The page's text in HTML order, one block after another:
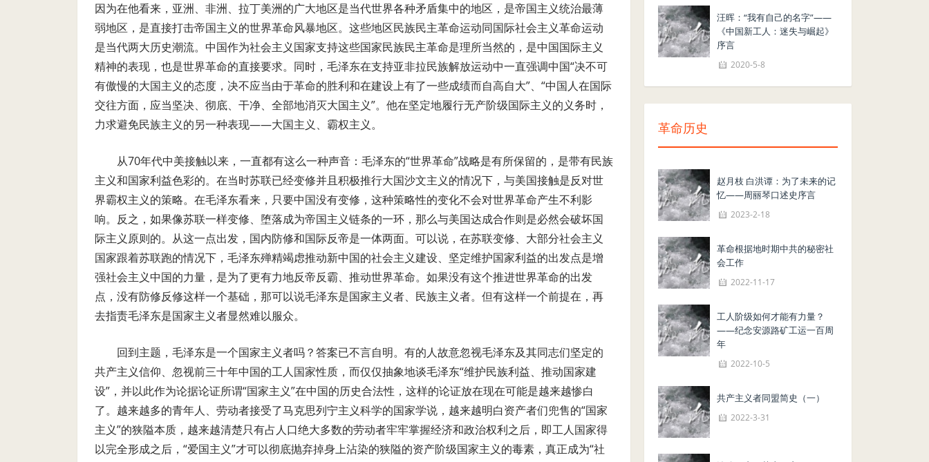
因为在他看来，亚洲、非洲、拉丁美洲的广大地区是当代世界各种矛盾集中的地区，是帝国主义统治最薄
弱地区，是直接打击帝国主义的世界革命风暴地区。这些地区民族民主革命运动同国际社会主义革命运动
是当代两大历史潮流。中国作为社会主义国家支持这些国家民族民主革命是理所当然的，是中国国际主义
精神的表现，也是世界革命的直接要求。同时，毛泽东在支持亚非拉民族解放运动中一直强调中国“决不可
有傲慢的大国主义的态度，决不应当由于革命的胜利和在建设上有了一些成绩而自高自大”、“中国人在国际
交往方面，应当坚决、彻底、干净、全部地消灭大国主义”。他在坚定地履行无产阶级国际主义的义务时，
力求避免民族主义的另一种表现——大国主义、霸权主义。
从70年代中美接触以来，一直都有这么一种声音：毛泽东的“世界革命”战略是有所保留的，是带有民族
主义和国家利益色彩的。在当时苏联已经变修并且积极推行大国沙文主义的情况下，与美国接触是反对世
界霸权主义的策略。在毛泽东看来，只要中国没有变修，这种策略性的变化不会对世界革命产生不利影
响。反之，如果像苏联一样变修、堕落成为帝国主义链条的一环，那么与美国达成合作则是必然会破坏国
际主义原则的。从这一点出发，国内防修和国际反帝是一体两面。可以说，在苏联变修、大部分社会主义
国家跟着苏联跑的情况下，毛泽东殚精竭虑推动新中国的社会主义建设、坚定维护国家利益的出发点是增
强社会主义中国的力量，是为了更有力地反帝反霸、推动世界革命。如果没有这个推进世界革命的出发
点，没有防修反修这样一个基础，那可以说毛泽东是国家主义者、民族主义者。但有这样一个前提在，再
去指责毛泽东是国家主义者显然难以服众。
回到主题，毛泽东是一个国家主义者吗？答案已不言自明。有的人故意忽视毛泽东及其同志们坚定的
共产主义信仰、忽视前三十年中国的工人国家性质，而仅仅抽象地谈毛泽东“维护民族利益、推动国家建
设”，并以此作为论据论证所谓“国家主义”在中国的历史合法性，这样的论证放在现在可能是越来越惨白
了。越来越多的青年人、劳动者接受了马克思列宁主义科学的国家学说，越来越明白资产者们兜售的“国家
主义”的狭隘本质，越来越清楚只有占人口绝大多数的劳动者牢牢掌握经济和政治权利之后，即工人国家得
以完全形成之后，“爱国主义”才可以彻底抛弃掉身上沾染的狭隘的资产阶级国家主义的毒素，真正成为“社
汪晖：“我有自己的名字”——
《中国新工人：迷失与崛起》
序言
2020-5-8
革命历史
赵月枝 白洪谭：为了未来的记
忆——周丽琴口述史序言
2023-2-18
革命根据地时期中共的秘密社
会工作
2022-11-17
工人阶级如何才能有力量？
——纪念安源路矿工运一百周
年
2022-10-5
共产主义者同盟简史（一）
2022-3-31